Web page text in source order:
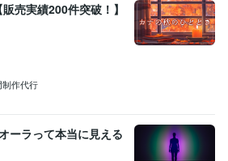
売実績200件突破！】
作代行
ーラって本当に見える